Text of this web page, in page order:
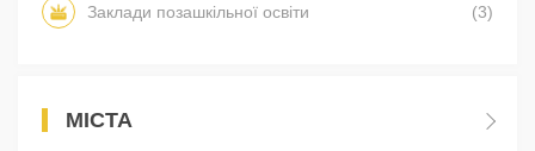
Заклади позашкільної освіти (3)
МІСТА